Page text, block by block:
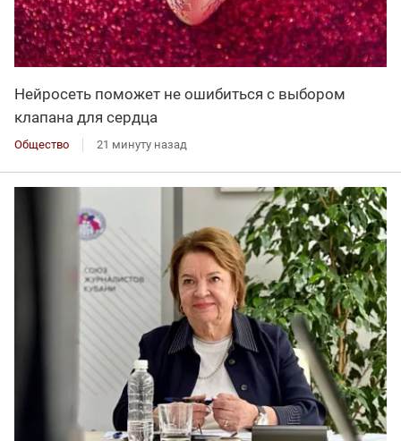
Нейросеть поможет не ошибиться с выбором
клапана для сердца
Общество 21 минуту назад